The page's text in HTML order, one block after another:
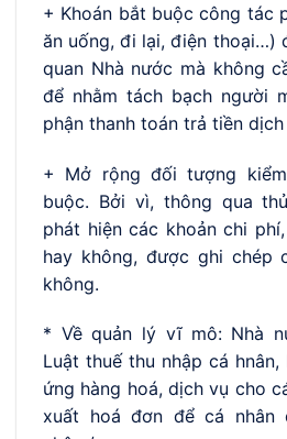
+ Khoán bắt buộc công tác
ăn uống, đi lại, điện thoại…)
quan Nhà nước mà không
để nhằm tách bạch người
phận thanh toán trả tiền dịch
+ Mở rộng đối tượng
buộc. Bởi vì, thông qua
phát hiện các khoản chi
hay không, được ghi chép
không.
* Về quản lý vĩ mô: Nhà
Luật thuế thu nhập cá
ứng hàng hoá, dịch vụ cho
xuất hoá đơn để cá nhân